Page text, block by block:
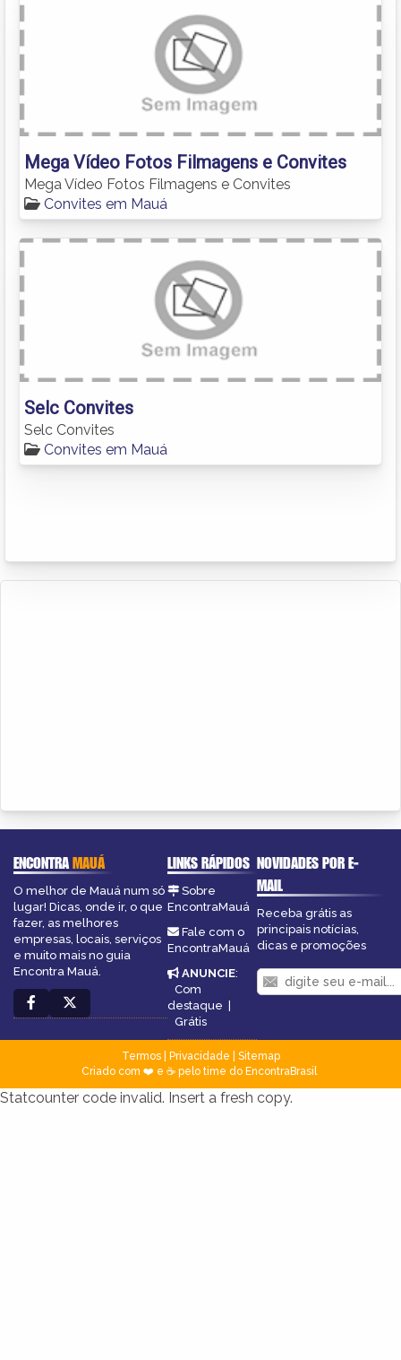
Mega Vídeo Fotos Filmagens e Convites
Mega Vídeo Fotos Filmagens e Convites
Convites em Mauá
Selc Convites
Selc Convites
Convites em Mauá
ENCONTRAMAUÁ
O melhor de Mauá num só
lugar! Dicas, onde ir, o que
fazer, as melhores
empresas, locais, serviços
e muito mais no guia
Encontra Mauá.
LINKS RÁPIDOS
Sobre
EncontraMauá
Fale com o
EncontraMauá
ANUNCIE:
Com
destaque |
Grátis
NOVIDADES POR E-
MAIL
Receba grátis as
principais notícias,
dicas e promoções
Termos| Privacidade
Sitemap
Criado com ❤️ e ☕ pelo time do EncontraBrasil
Statcounter code invalid. Insert a fresh copy.